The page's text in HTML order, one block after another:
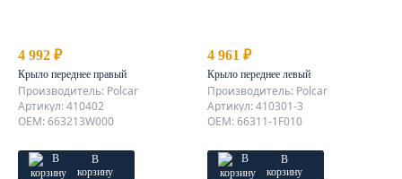
4 992 ₽
Крыло переднее правый
Производитель: Polcar
Артикул: 410402
OEM: 663213W000
В
корзину
4 961 ₽
Крыло переднее левый
Производитель: Polcar
Артикул: 410301-3
OEM: 66311-1F010
В
корзину